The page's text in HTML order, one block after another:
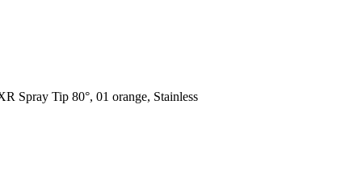
Spray Tip 80°, 01 orange, Stainless